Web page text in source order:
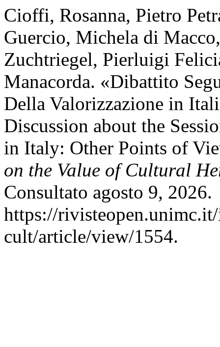
Cioffi, Rosanna, Pietro
Guercio, Michela di
Zuchtriegel, Pierluigi
Manacorda. «Dibattito
Della Valorizzazione in
Discussion about the
in Italy: Other Points of
on the Value of Cultural
Consultato agosto 9, 2026.
https://
cult/article/view/1554.